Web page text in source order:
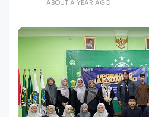
ABOUT A YEAR AGO